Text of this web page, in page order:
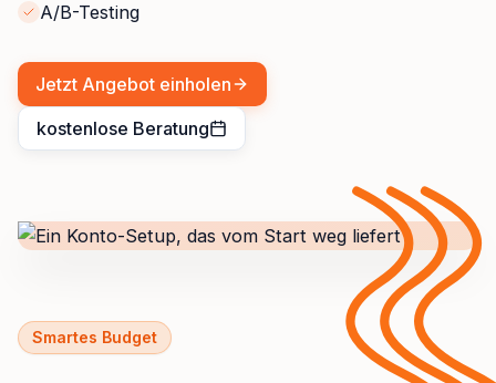
A/B-Testing
Jetzt Angebot einholen
kostenlose Beratung
Smartes Budget